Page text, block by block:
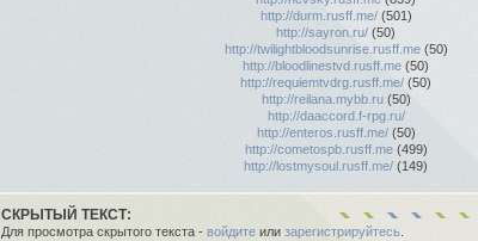
http://durm.rusff.me/(501)
http://sayron.ru/ (50)
http://twilightbloodsunrise.rusff.me(50)
http://bloodlinestvd.rusff.me (50)
http://requiemtvdrg.rusff.me/ (50)
http://reilana.mybb.ru(50)
http://daaccord.f-rpg.ru/
http://enteros.rusff.me/(50)
http://cometospb.rusff.me(499)
http://lostmysoul.rusff.me/ (149)
СКРЫТЫЙ ТЕКСТ:
Для просмотра скрытого текста - войдитеили зарегистрируйтесь.